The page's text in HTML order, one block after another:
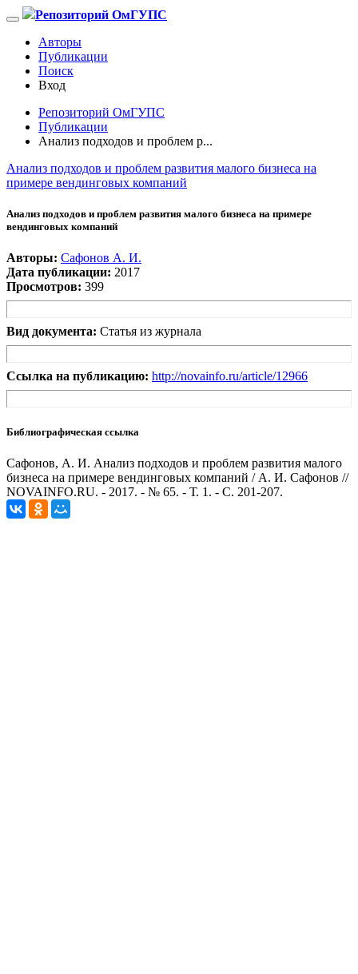
Репозиторий ОмГУПС
Авторы
Публикации
Поиск
Вход
Репозиторий ОмГУПС
Публикации
Анализ подходов и проблем р...
Анализ подходов и проблем развития малого бизнеса на
примере вендинговых компаний
Анализ подходов и проблем развития малого бизнеса на примере
вендинговых компаний
Авторы: Сафонов А. И.
Дата публикации: 2017
Просмотров: 399
Вид документа: Статья из журнала
Ссылка на публикацию: http://novainfo.ru/article/12966
Библиографическая ссылка
Сафонов, А. И. Анализ подходов и проблем развития малого
бизнеса на примере вендинговых компаний / А. И. Сафонов //
NOVAINFO.RU. - 2017. - № 65. - Т. 1. - С. 201-207.